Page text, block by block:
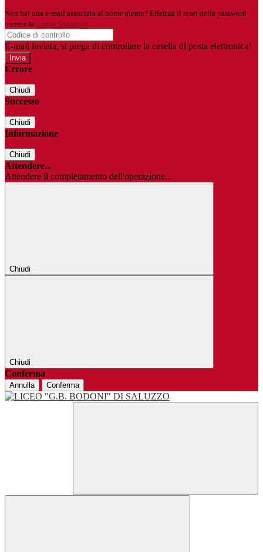
Non hai una e-mail associata al nome utente? Effettua il reset della password
tramite la Login Spaggiari
E-mail inviata, si prega di controllare la casella di posta elettronica!
Errore
Chiudi
Successo
Chiudi
Informazione
Chiudi
Attendere...
Attendere il completamento dell'operazione...
Chiudi
Chiudi
Conferma
Annulla Conferma